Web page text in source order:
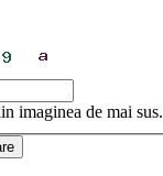
imaginea de mai sus.